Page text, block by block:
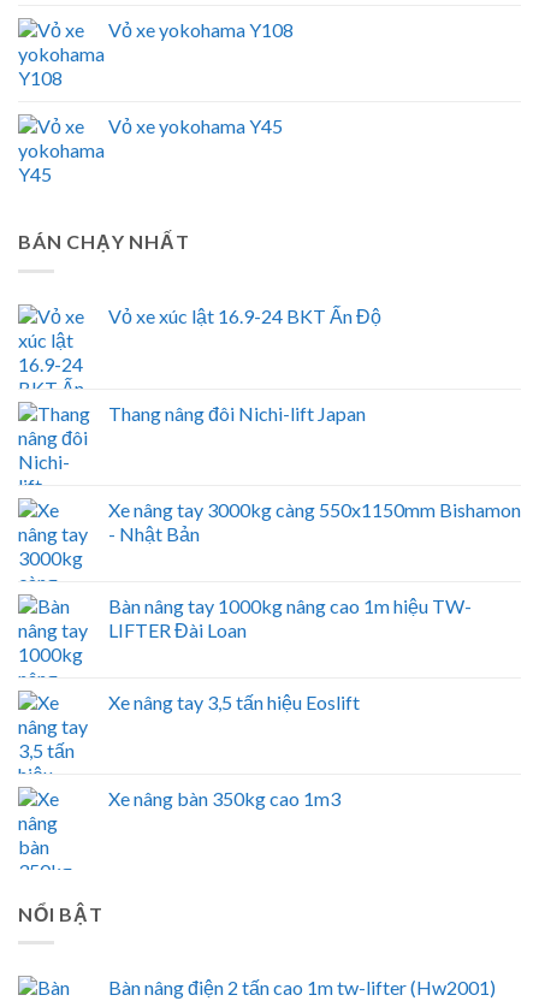
Vỏ xe yokohama Y108
Vỏ xe yokohama Y45
BÁN CHẠY NHẤT
Vỏ xe xúc lật 16.9-24 BKT Ấn Độ
Thang nâng đôi Nichi-lift Japan
Xe nâng tay 3000kg càng 550x1150mm Bishamon
- Nhật Bản
Bàn nâng tay 1000kg nâng cao 1m hiệu TW-
LIFTER Đài Loan
Xe nâng tay 3,5 tấn hiệu Eoslift
Xe nâng bàn 350kg cao 1m3
NỔI BẬT
Bàn nâng điện 2 tấn cao 1m tw-lifter (Hw2001)